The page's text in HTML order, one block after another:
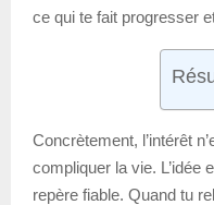
ce qui te fait progresser
Concrètement, l’intérêt
compliquer la vie. L’idée
repère fiable. Quand tu